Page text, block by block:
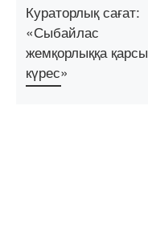
Кураторлық сағат:
«Сыбайлас
жемқорлыққа қарсы
күрес»